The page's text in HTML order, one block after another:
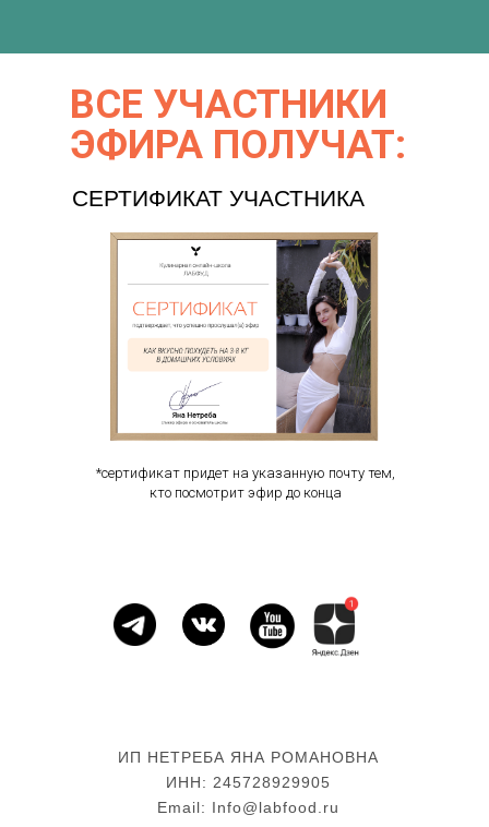
СЕРТИФИКАТ УЧАСТНИКА
*сертификат придет на указанную почту тем,
кто посмотрит эфир до конца
ВСЕ УЧАСТНИКИ
ЭФИРА ПОЛУЧАТ:
ИП НЕТРЕБА ЯНА РОМАНОВНА
ИНН: 245728929905
Email: Info@labfood.ru